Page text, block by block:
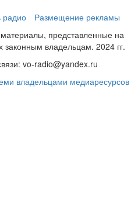
радио
Размещение рекламы
представленные на
владельцам. 2024 гг.
vo-radio@yandex.ru
владельцами медиаресурсов